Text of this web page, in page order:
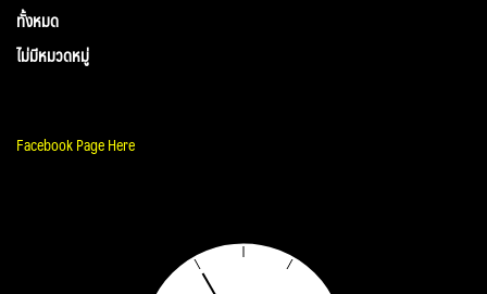
ทั้งหมด
ไม่มีหมวดหมู่
Facebook Page Here